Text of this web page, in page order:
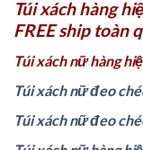
Túi xách hàng
FREE ship toàn
Túi xách nữ hàng
Túi xách nữ đeo
Túi xách nữ đeo